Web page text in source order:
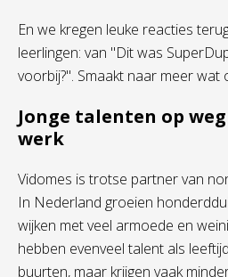
En we kregen leuke reacties
leerlingen: van "Dit was
voorbij?". Smaakt naar meer wat
Jonge talenten op
werk
Vidomes is trotse partner van
In Nederland groeien
wijken met veel armoede en
hebben evenveel talent als
buurten, maar krijgen vaak